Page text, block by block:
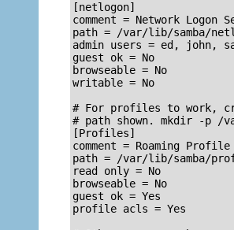
[netlogon]
comment = Network Logon
path = /var/lib/samba/
admin users = ed, john,
guest ok = No
browseable = No
writable = No
# For profiles to work,
# path shown. mkdir -p /
[Profiles]
comment = Roaming Profile
path = /var/lib/samba/
read only = No
browseable = No
guest ok = Yes
profile acls = Yes